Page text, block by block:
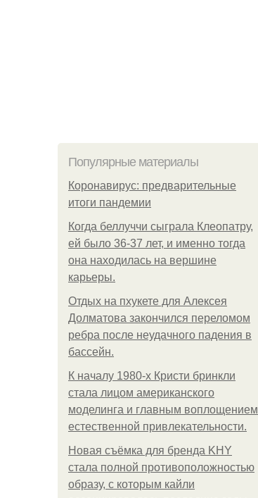
Популярные материалы
Коронавирус: предварительные
итоги пандемии
Когда беллуччи сыграла Клеопатру,
ей было 36-37 лет, и именно тогда
она находилась на вершине
карьеры.
Отдых на пхукете для Алексея
Долматова закончился переломом
ребра после неудачного падения в
бассейн.
К началу 1980-х Кристи бринкли
стала лицом американского
моделинга и главным воплощением
естественной привлекательности.
Новая съёмка для бренда KHY
стала полной противоположностью
образу, с которым кайли